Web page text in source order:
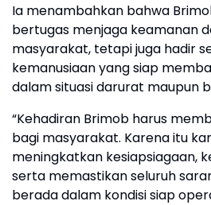
Ia menambahkan bahwa
bertugas menjaga keamanan
masyarakat, tetapi juga hadir
kemanusiaan yang siap
dalam situasi darurat maupun
“Kehadiran Brimob harus
bagi masyarakat. Karena itu
meningkatkan kesiapsiagaan,
serta memastikan seluruh
berada dalam kondisi siap